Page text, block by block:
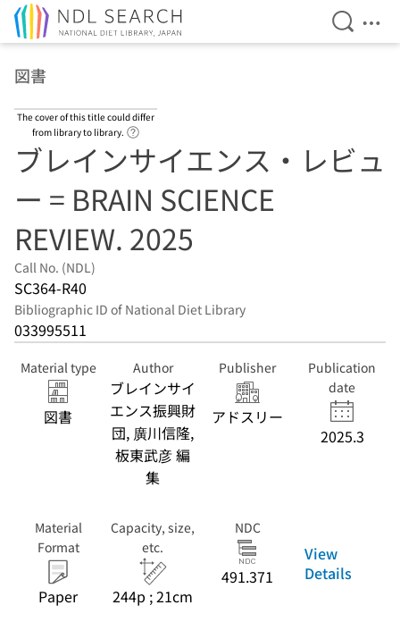
Open
図書
The cover of this title could differ
from library to library.
ブレインサイエンス・レビュ
ー = BRAIN SCIENCE
REVIEW. 2025
Call No. (NDL)
SC364-R40
Bibliographic ID of National Diet Library
033995511
Material type
図書
Author
ブレインサイ
エンス振興財
団, 廣川信隆,
板東武彦 編
集
Publisher
アドスリー
Publication
date
2025.3
Material
Format
Paper
Capacity, size,
etc.
244p ; 21cm
NDC
491.371
View
Details